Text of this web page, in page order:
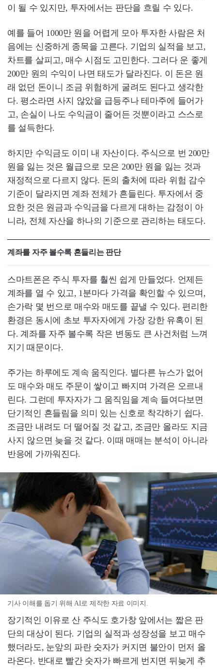
이 될 수 있지만, 투자에서는 판단을 흐릴 수 있다.
예를 들어 1000만 원을 어렵게 모아 투자한 사람은 처
음에는 신중하게 종목을 고른다. 기업의 실적을 보고,
차트를 살피고, 매수 시점도 고민한다. 그러다 운 좋게
200만 원의 수익이 나면 태도가 달라진다. 이 돈은 원
래 없던 돈이니 조금 위험하게 굴려도 된다고 생각한
다. 평소라면 사지 않았을 급등주나 테마주에 들어가
고, 손실이 나도 수익금이 줄어든 것뿐이라고 스스로
를 설득한다.
하지만 수익금도 이미 내 자산이다. 주식으로 번 200만
원을 잃는 것은 월급으로 모은 200만 원을 잃는 것과
재정적으로 다르지 않다. 돈의 출처에 따라 위험 감수
기준이 달라지면 계좌 전체가 흔들린다. 투자에서 중
요한 것은 원금과 수익금을 다르게 대하는 감정이 아
니라, 전체 자산을 하나의 기준으로 관리하는 태도다.
계좌를 자주 볼수록 흔들리는 판단
스마트폰은 주식 투자를 훨씬 쉽게 만들었다. 언제든
계좌를 열 수 있고, 1분마다 가격을 확인할 수 있으며,
손가락 몇 번으로 매수와 매도를 끝낼 수 있다. 편리한
환경은 동시에 초보 투자자에게 가장 강한 유혹이 된
다. 계좌를 자주 볼수록 작은 변동도 큰 사건처럼 느껴
지기 때문이다.
주가는 하루에도 계속 움직인다. 별다른 뉴스가 없어
도 매수와 매도 주문이 쌓이고 빠지며 가격은 오르내
린다. 그런데 투자자가 그 움직임을 계속 들여다보면
단기적인 흔들림을 의미 있는 신호로 착각하기 쉽다.
조금만 내려도 더 떨어질 것 같고, 조금만 올라도 지금
사지 않으면 늦을 것 같다. 이때 매매는 분석이 아니라
반응에 가까워진다.
기사 이해를 돕기 위해 AI로 제작한 자료 이미지.
장기적인 이유로 산 주식도 호가창 앞에서는 짧은 판
단의 대상이 된다. 기업의 실적과 성장성을 보고 매수
했더라도, 눈앞의 파란 숫자가 커지면 불안이 먼저 올
라온다. 반대로 빨간 숫자가 빠르게 번지면 뒤늦게 추